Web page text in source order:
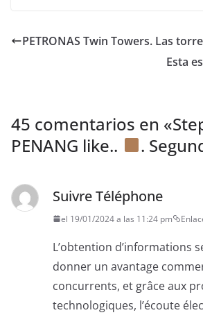
PETRONAS Twin Towers. Las
Esta
45 comentarios en «
PENANG like..
.
Suivre Téléphone
el 19/01/2024 a las 11:24 pm
L’obtention d’informations
donner un avantage
concurrents, et grâce aux
technologiques, l’écoute